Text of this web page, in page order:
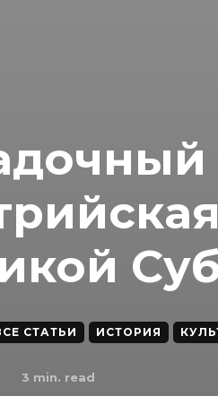
СТАТЬИ ИСТОРИЯ
3 min. read